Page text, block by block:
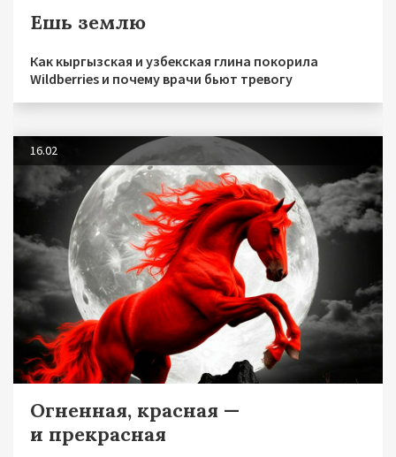
Ешь землю
Как кыргызская и узбекская глина покорила
Wildberries и почему врачи бьют тревогу
16.02
Огненная, красная —
и прекрасная